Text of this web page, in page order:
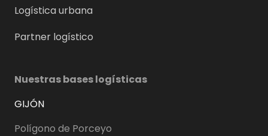
Logística urbana
Partner logístico
Nuestras bases logísticas
GIJÓN
Polígono de Porceyo